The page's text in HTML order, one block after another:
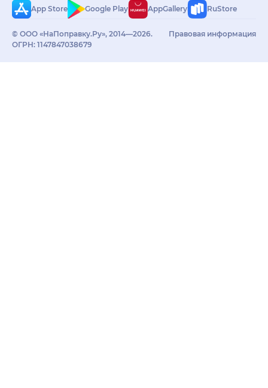
App Store
Google Play AppGallery RuStore
© ООО «НаПоправку.Ру», 2014—2026.
ОГРН: 1147847038679
Правовая информация